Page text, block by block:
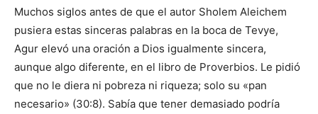
Muchos siglos antes de que el autor Sholem Aleichem
pusiera estas sinceras palabras en la boca de Tevye,
Agur elevó una oración a Dios igualmente sincera,
aunque algo diferente, en el libro de Proverbios. Le pidió
que no le diera ni pobreza ni riqueza; solo su «pan
necesario» (30:8). Sabía que tener demasiado podría